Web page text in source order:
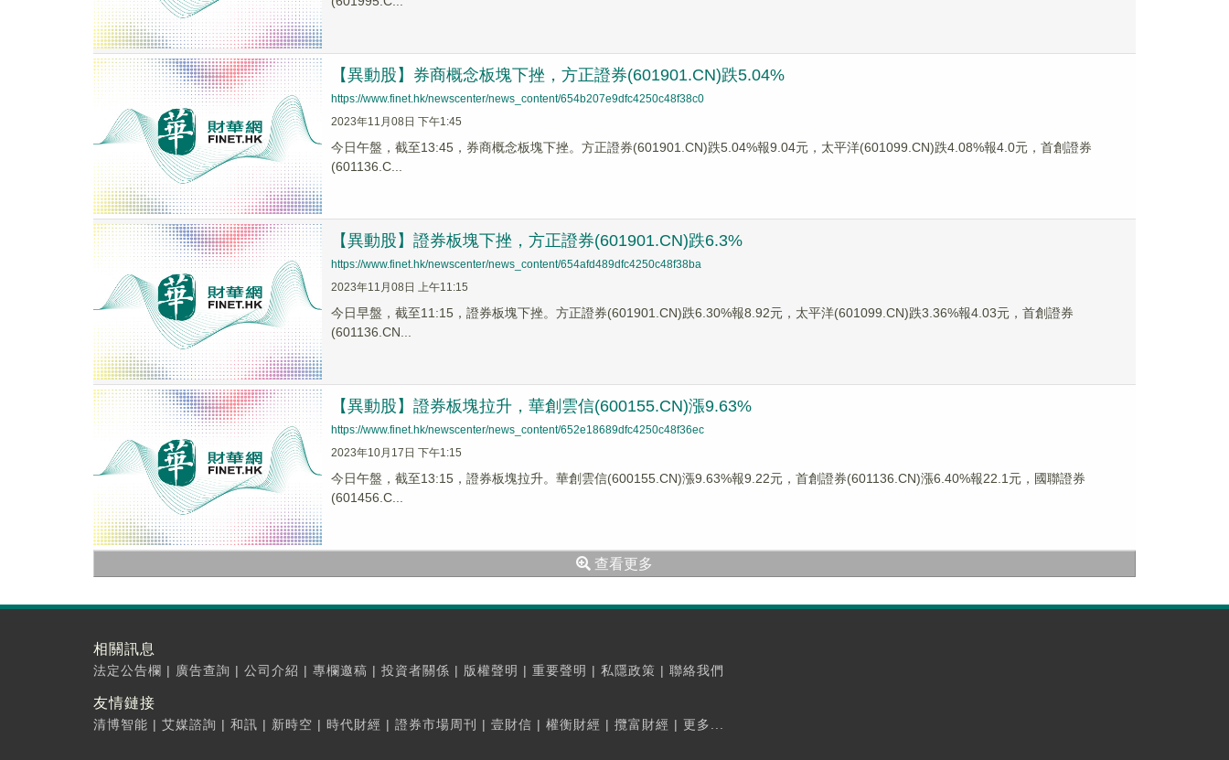
【異動股】券商概念板塊下挫，方正證券(601901.CN)跌5.04%
https://www.finet.hk/newscenter/news_content/654b207e9dfc4250c48f38c0
2023年11月08日 下午1:45
今日午盤，截至13:45，券商概念板塊下挫。方正證券(601901.CN)跌5.04%報9.04元，太平洋(601099.CN)跌4.08%報4.0元，首創證券
(601136.C...
【異動股】證券板塊下挫，方正證券(601901.CN)跌6.3%
https://www.finet.hk/newscenter/news_content/654afd489dfc4250c48f38ba
2023年11月08日 上午11:15
今日早盤，截至11:15，證券板塊下挫。方正證券(601901.CN)跌6.30%報8.92元，太平洋(601099.CN)跌3.36%報4.03元，首創證券
(601136.CN...
【異動股】證券板塊拉升，華創雲信(600155.CN)漲9.63%
https://www.finet.hk/newscenter/news_content/652e18689dfc4250c48f36ec
2023年10月17日 下午1:15
今日午盤，截至13:15，證券板塊拉升。華創雲信(600155.CN)漲9.63%報9.22元，首創證券(601136.CN)漲6.40%報22.1元，國聯證券
(601456.C...
查看更多
相關訊息
法定公告欄 | 廣告查詢 | 公司介紹 | 專欄邀稿 | 投資者關係 | 版權聲明 | 重要聲明 | 私隱政策 | 聯絡我們
友情鏈接
清博智能 | 艾媒諮詢 | 和訊 | 新時空 | 時代財經 | 證券市場周刊 | 壹財信 | 權衡財經 | 攬富財經 | 更多...